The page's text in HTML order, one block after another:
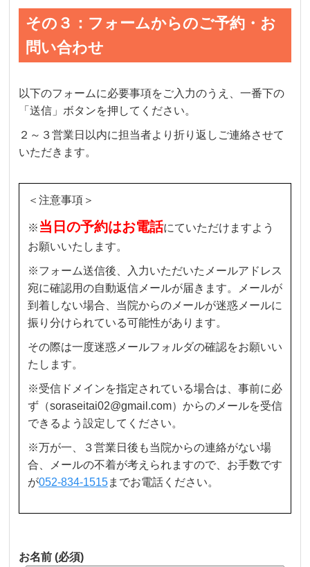
その３：フォームからのご予約・お
問い合わせ
以下のフォームに必要事項をご入力のうえ、一番下の
「送信」ボタンを押してください。
２～３営業日以内に担当者より折り返しご連絡させて
いただきます。
＜注意事項＞
※ 当日の予約はお電話にていただけますよう
お願いいたします。
※フォーム送信後、入力いただいたメールアドレス
宛に確認用の自動返信メールが届きます。メールが
到着しない場合、当院からのメールが迷惑メールに
振り分けられている可能性があります。
その際は一度迷惑メールフォルダの確認をお願いい
たします。
※受信ドメインを指定されている場合は、事前に必
ず（soraseitai02@gmail.com）からのメールを受信
できるよう設定してください。
※万が一、３営業日後も当院からの連絡がない場
合、メールの不着が考えられますので、お手数です
が052-834-1515までお電話ください。
お名前(必須)